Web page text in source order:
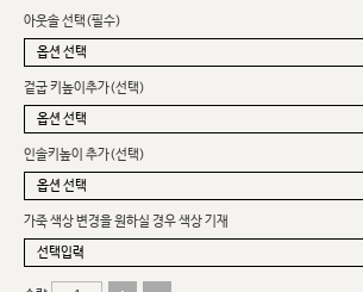
아웃솔 선택(필수)
겉굽 키높이추가(선택)
인솔키높이 추가(선택)
가죽 색상 변경을 원하실 경우 색상 기재